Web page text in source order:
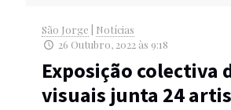
São Jorge
Notícias
26 Outubro, 2022 às 9:18
Exposição colectiva
visuais junta 24